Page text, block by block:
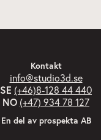
Kontakt
info@studio3d.se
SE (+46)8-128 44 440
NO (+47) 934 78 127
En del av prospekta AB